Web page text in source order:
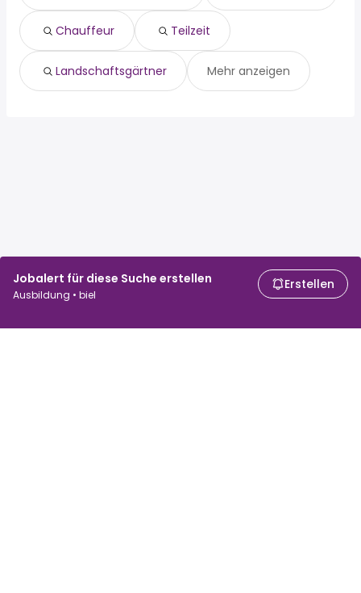
Jobalert für diese Suche erstellen
Ausbildung • biel
Erstellen
Chauffeur Teilzeit
Landschaftsgärtner Mehr anzeigen